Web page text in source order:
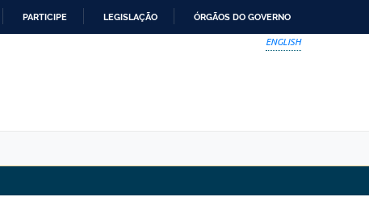
PARTICIPE LEGISLAÇÃO ÓRGÃOS DO GOVERNO
ENGLISH